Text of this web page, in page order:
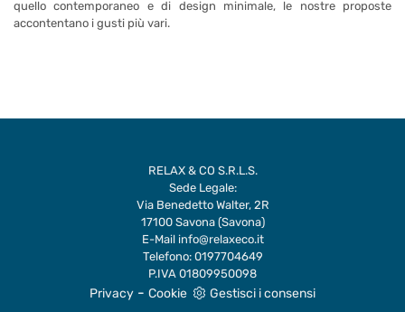
quello contemporaneo e di design minimale, le nostre proposte
accontentano i gusti più vari.
RELAX & CO S.R.L.S.
Sede Legale:
Via Benedetto Walter, 2R
17100 Savona (Savona)
E-Mail info@relaxeco.it
Telefono: 0197704649
P.IVA 01809950098
Privacy - Cookie Gestisci i consensi